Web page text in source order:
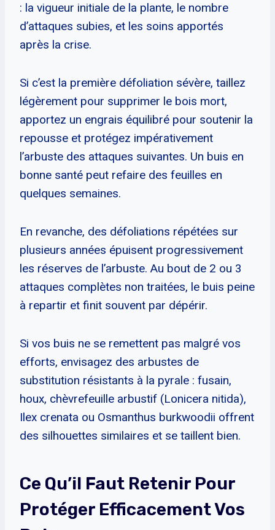
: la vigueur initiale de la plante, le nombre
d’attaques subies, et les soins apportés
après la crise.
Si c’est la première défoliation sévère, taillez
légèrement pour supprimer le bois mort,
apportez un engrais équilibré pour soutenir la
repousse et protégez impérativement
l’arbuste des attaques suivantes. Un buis en
bonne santé peut refaire des feuilles en
quelques semaines.
En revanche, des défoliations répétées sur
plusieurs années épuisent progressivement
les réserves de l’arbuste. Au bout de 2 ou 3
attaques complètes non traitées, le buis peine
à repartir et finit souvent par dépérir.
Si vos buis ne se remettent pas malgré vos
efforts, envisagez des arbustes de
substitution résistants à la pyrale : fusain,
houx, chèvrefeuille arbustif (Lonicera nitida),
Ilex crenata ou Osmanthus burkwoodii offrent
des silhouettes similaires et se taillent bien.
Ce Qu’il Faut Retenir Pour
Protéger Efficacement Vos